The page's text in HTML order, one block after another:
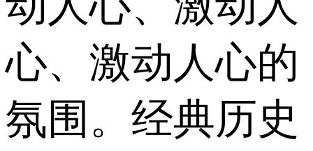
心、激动人心的
氛围。经典历史